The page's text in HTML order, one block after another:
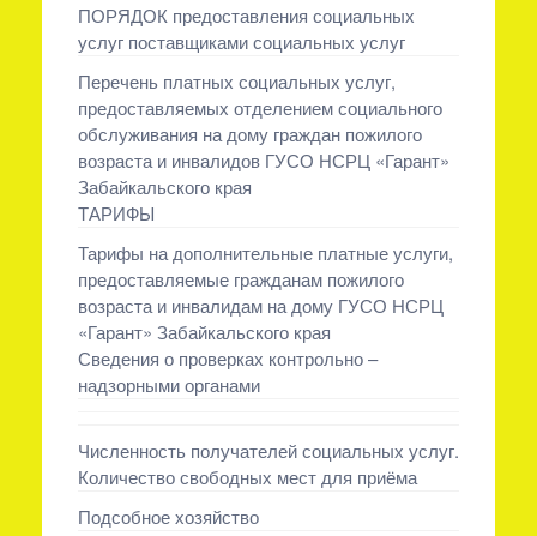
ПОРЯДОК предоставления социальных
услуг поставщиками социальных услуг
Перечень платных социальных услуг,
предоставляемых отделением социального
обслуживания на дому граждан пожилого
возраста и инвалидов ГУСО НСРЦ «Гарант»
Забайкальского края
ТАРИФЫ
Тарифы на дополнительные платные услуги,
предоставляемые гражданам пожилого
возраста и инвалидам на дому ГУСО НСРЦ
«Гарант» Забайкальского края
Сведения о проверках контрольно –
надзорными органами
Численность получателей социальных услуг.
Количество свободных мест для приёма
Подсобное хозяйство